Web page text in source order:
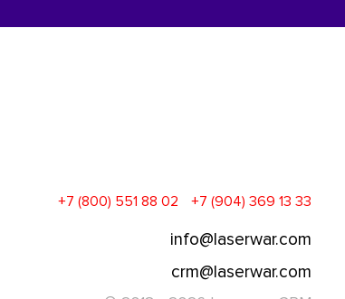
+7 (800) 551 88 02 +7 (904) 369 13 33
info@laserwar.com
crm@laserwar.com